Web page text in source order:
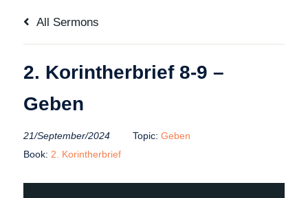
All Sermons
2. Korintherbrief 8-9 –
Geben
21/September/2024 Topic: Geben
Book: 2. Korintherbrief